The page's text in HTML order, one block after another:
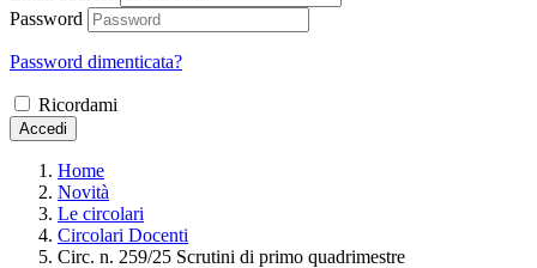
Password
Password dimenticata?
Ricordami
Accedi
Home
Novità
Le circolari
Circolari Docenti
Circ. n. 259/25 Scrutini di primo quadrimestre